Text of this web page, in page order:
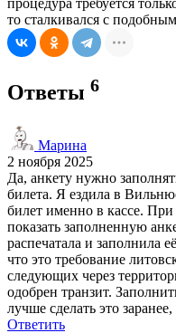
то сталкивался с
Ответы 6
Марина
2 ноября 2025
Да, анкету нужно
билета. Я ездила в
билет именно в кассе.
показать заполненную
распечатала и заполнила
что это требование
следующих через
одобрен транзит.
лучше сделать это
Ответить